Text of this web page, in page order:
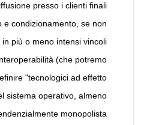
presso i clienti finali
e condizionamento, se non
più o meno intensi vincoli
(che potremo
"tecnologici ad effetto
sistema operativo, almeno
monopolista